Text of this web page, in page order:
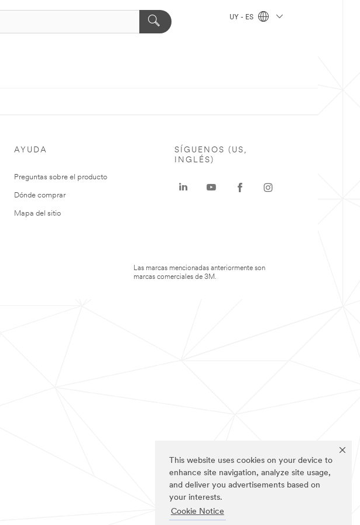
This website uses cookies on your device to
enhance site navigation, analyze site usage,
and deliver you advertisements based on
your interests.
Cookie Notice
UY - ES
AYUDA
Preguntas sobre el producto
Dónde comprar
Mapa del sitio
SÍGUENOS (US,
INGLÉS)
Las marcas mencionadas anteriormente son
marcas comerciales de 3M.